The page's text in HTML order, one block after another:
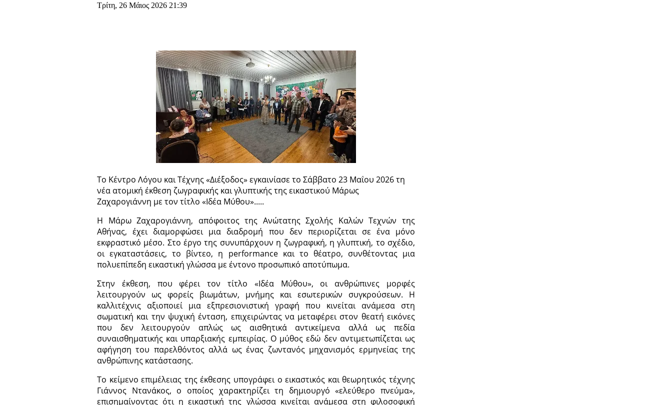
Τρίτη, 26 Μάιος 2026 21:39
Το Κέντρο Λόγου και Τέχνης «Διέξοδος» εγκαινίασε το Σάββατο 23 Μαΐου 2026 τη
νέα ατομική έκθεση ζωγραφικής και γλυπτικής της εικαστικού Μάρως
Ζαχαρογιάννη με τον τίτλο «Ιδέα Μύθου».....
Η Μάρω Ζαχαρογιάννη, απόφοιτος της Ανώτατης Σχολής Καλών Τεχνών της
Αθήνας, έχει διαμορφώσει μια διαδρομή που δεν περιορίζεται σε ένα μόνο
εκφραστικό μέσο. Στο έργο της συνυπάρχουν η ζωγραφική, η γλυπτική, το σχέδιο,
οι εγκαταστάσεις, το βίντεο, η performance και το θέατρο, συνθέτοντας μια
πολυεπίπεδη εικαστική γλώσσα με έντονο προσωπικό αποτύπωμα.
Στην έκθεση, που φέρει τον τίτλο «Ιδέα Μύθου», οι ανθρώπινες μορφές
λειτουργούν ως φορείς βιωμάτων, μνήμης και εσωτερικών συγκρούσεων. Η
καλλιτέχνις αξιοποιεί μια εξπρεσιονιστική γραφή που κινείται ανάμεσα στη
σωματική και την ψυχική ένταση, επιχειρώντας να μεταφέρει στον θεατή εικόνες
που δεν λειτουργούν απλώς ως αισθητικά αντικείμενα αλλά ως πεδία
συναισθηματικής και υπαρξιακής εμπειρίας. Ο μύθος εδώ δεν αντιμετωπίζεται ως
αφήγηση του παρελθόντος αλλά ως ένας ζωντανός μηχανισμός ερμηνείας της
ανθρώπινης κατάστασης.
Το κείμενο επιμέλειας της έκθεσης υπογράφει ο εικαστικός και θεωρητικός τέχνης
Γιάννος Ντανάκος, ο οποίος χαρακτηρίζει τη δημιουργό «ελεύθερο πνεύμα»,
επισημαίνοντας ότι η εικαστική της γλώσσα κινείται ανάμεσα στη φιλοσοφική